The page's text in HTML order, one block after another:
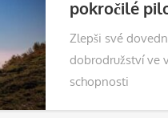
pokročilé
Zlepši své
dobrodružství ve
schopnosti